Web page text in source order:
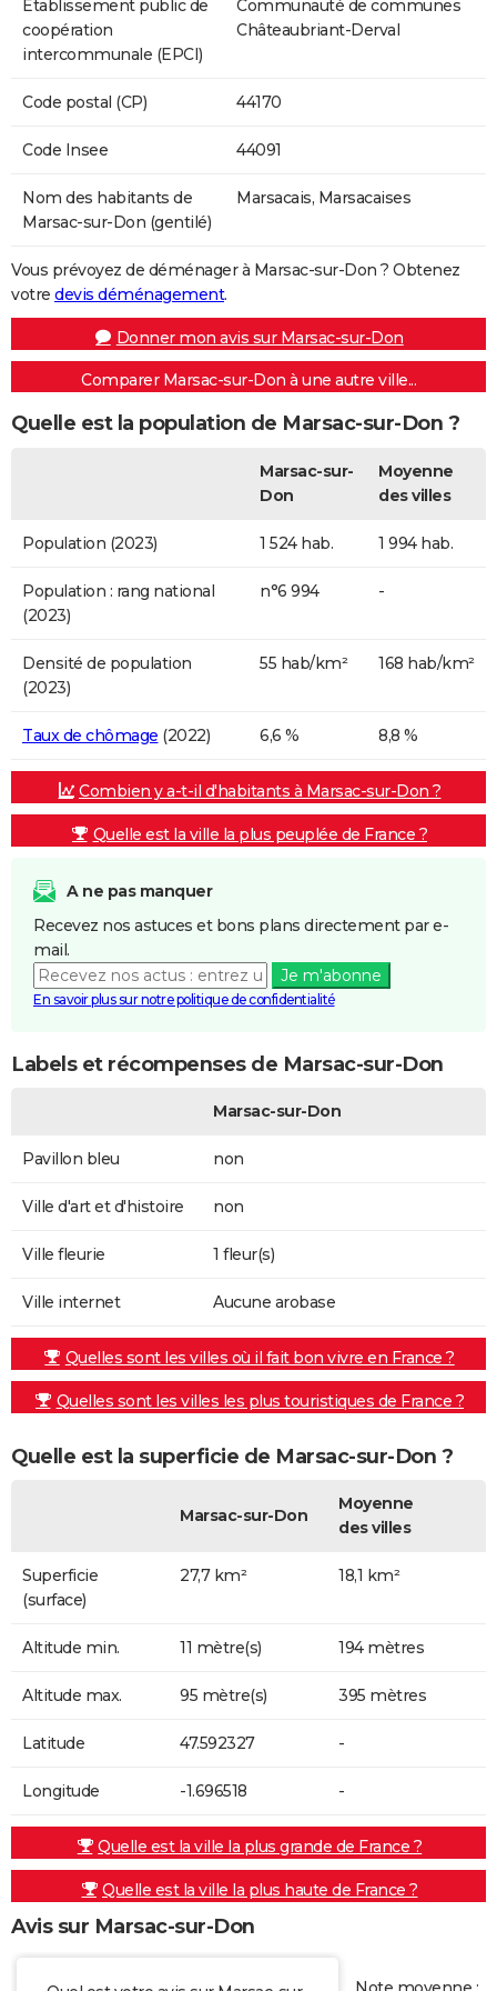
Etablissement public de
coopération
intercommunale (EPCI)
Communauté de communes
Châteaubriant-Derval
Code postal (CP) 44170
Code Insee 44091
Nom des habitants de
Marsac-sur-Don (gentilé)
Marsacais, Marsacaises
Vous prévoyez de déménager à Marsac-sur-Don ? Obtenez
votre devis déménagement.
Donner mon avis sur Marsac-sur-Don
Comparer Marsac-sur-Don à une autre ville...
Quelle est la population de Marsac-sur-Don ?
Marsac-sur-
Don
Moyenne
des villes
Population (2023) 1 524 hab. 1 994 hab.
Population : rang national
(2023)
n°6 994 -
Densité de population
(2023)
55 hab/km² 168 hab/km²
Taux de chômage (2022) 6,6 % 8,8 %
Combien y a-t-il d'habitants à Marsac-sur-Don ?
Quelle est la ville la plus peuplée de France ?
A ne pas manquer
Recevez nos astuces et bons plans directement par e-
mail.
Je m'abonne
En savoir plus sur notre politique de confidentialité
Labels et récompenses de Marsac-sur-Don
Marsac-sur-Don
Pavillon bleu non
Ville d'art et d'histoire non
Ville fleurie 1 fleur(s)
Ville internet Aucune arobase
Quelles sont les villes où il fait bon vivre en France ?
Quelles sont les villes les plus touristiques de France ?
Quelle est la superficie de Marsac-sur-Don ?
Marsac-sur-Don
Moyenne
des villes
Superficie
(surface)
27,7 km² 18,1 km²
Altitude min. 11 mètre(s) 194 mètres
Altitude max. 95 mètre(s) 395 mètres
Latitude 47.592327 -
Longitude -1.696518 -
Quelle est la ville la plus grande de France ?
Quelle est la ville la plus haute de France ?
Avis sur Marsac-sur-Don